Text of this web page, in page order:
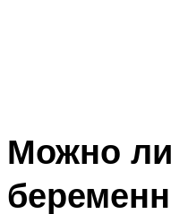
Можно ли